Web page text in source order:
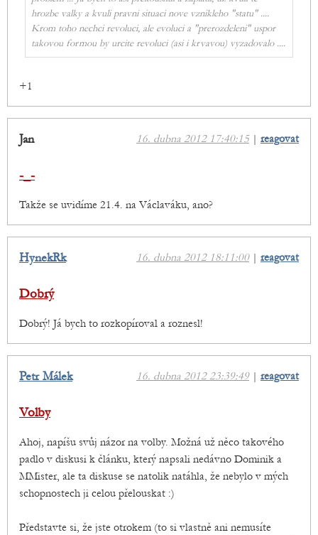
hrozbe valky a kvuli pravni situaci nove vznikleho "statu" ....
Krom toho nechci revoluci, ale evoluci a "prerozdeleni" uspor
takovou formou by urcite revoluci (asi i krvavou) vyzadovalo ....
+1
16. dubna 2012 17:40:15| reagovat
Jan
-_-
Takže se uvidíme 21.4. na Václaváku, ano?
16. dubna 2012 18:11:00| reagovat
HynekRk
Dobrý
Dobrý! Já bych to rozkopíroval a roznesl!
16. dubna 2012 23:39:49| reagovat
Petr Málek
Volby
Ahoj, napíšu svůj názor na volby. Možná už něco takového
padlo v diskusi k článku, který napsali nedávno Dominik a
MMister, ale ta diskuse se natolik natáhla, že nebylo v mých
schopnostech ji celou přelouskat :)
Představte si, že jste otrokem (to si vlastně ani nemusíte